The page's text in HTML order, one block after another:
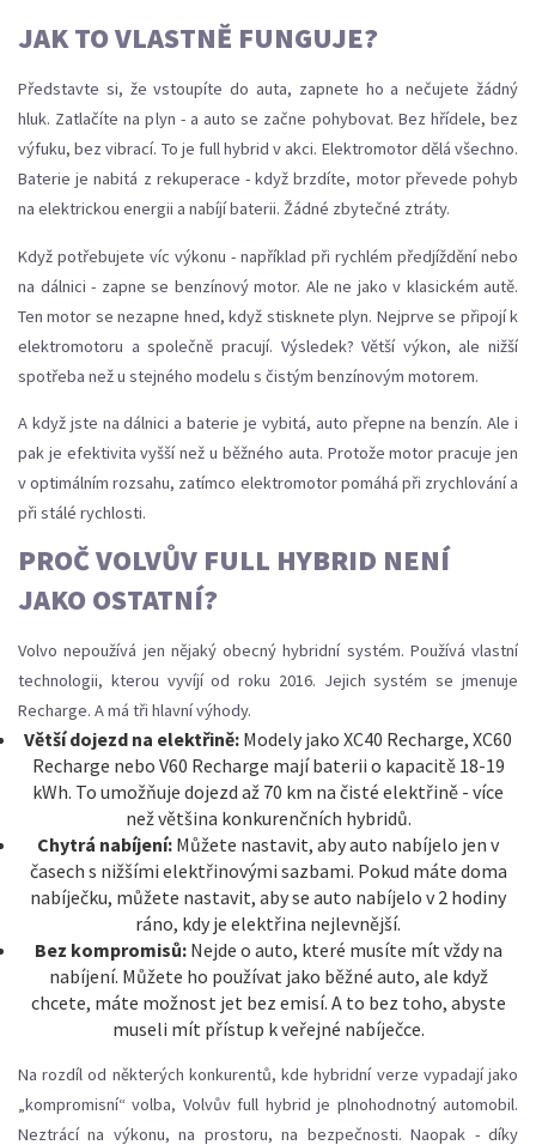
JAK TO VLASTNĚ FUNGUJE?
Představte si, že vstoupíte do auta, zapnete ho a nečujete žádný
hluk. Zatlačíte na plyn - a auto se začne pohybovat. Bez hřídele, bez
výfuku, bez vibrací. To je full hybrid v akci. Elektromotor dělá všechno.
Baterie je nabitá z rekuperace - když brzdíte, motor převede pohyb
na elektrickou energii a nabíjí baterii. Žádné zbytečné ztráty.
Když potřebujete víc výkonu - například při rychlém předjíždění nebo
na dálnici - zapne se benzínový motor. Ale ne jako v klasickém autě.
Ten motor se nezapne hned, když stisknete plyn. Nejprve se připojí k
elektromotoru a společně pracují. Výsledek? Větší výkon, ale nižší
spotřeba než u stejného modelu s čistým benzínovým motorem.
A když jste na dálnici a baterie je vybitá, auto přepne na benzín. Ale i
pak je efektivita vyšší než u běžného auta. Protože motor pracuje jen
v optimálním rozsahu, zatímco elektromotor pomáhá při zrychlování a
při stálé rychlosti.
PROČ VOLVŮV FULL HYBRID NENÍ
JAKO OSTATNÍ?
Volvo nepoužívá jen nějaký obecný hybridní systém. Používá vlastní
technologii, kterou vyvíjí od roku 2016. Jejich systém se jmenuje
Recharge. A má tři hlavní výhody.
Větší dojezd na elektřině: Modely jako XC40 Recharge, XC60
Recharge nebo V60 Recharge mají baterii o kapacitě 18-19
kWh. To umožňuje dojezd až 70 km na čisté elektřině - více
než většina konkurenčních hybridů.
Chytrá nabíjení: Můžete nastavit, aby auto nabíjelo jen v
časech s nižšími elektřinovými sazbami. Pokud máte doma
nabíječku, můžete nastavit, aby se auto nabíjelo v 2 hodiny
ráno, kdy je elektřina nejlevnější.
Bez kompromisů:Nejde o auto, které musíte mít vždy na
nabíjení. Můžete ho používat jako běžné auto, ale když
chcete, máte možnost jet bez emisí. A to bez toho, abyste
museli mít přístup k veřejné nabíječce.
Na rozdíl od některých konkurentů, kde hybridní verze vypadají jako
„kompromisní“ volba, Volvův full hybrid je plnohodnotný automobil.
Neztrácí na výkonu, na prostoru, na bezpečnosti. Naopak - díky